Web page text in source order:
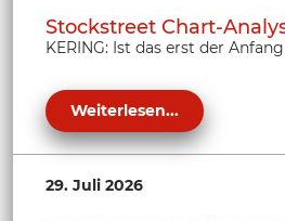
Stockstreet Chart-
KERING: Ist das erst der
Weiterlesen...
29. Juli 2026